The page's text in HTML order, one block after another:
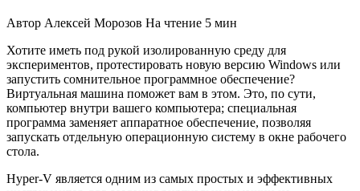
Автор Алексей Морозов На чтение 5 мин
Хотите иметь под рукой изолированную среду для
экспериментов, протестировать новую версию Windows или
запустить сомнительное программное обеспечение?
Виртуальная машина поможет вам в этом. Это, по сути,
компьютер внутри вашего компьютера; специальная
программа заменяет аппаратное обеспечение, позволяя
запускать отдельную операционную систему в окне рабочего
стола.
Hyper-V является одним из самых простых и эффективных